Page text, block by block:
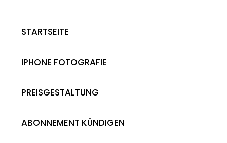
STARTSEITE
IPHONE FOTOGRAFIE
PREISGESTALTUNG
ABONNEMENT KÜNDIGEN